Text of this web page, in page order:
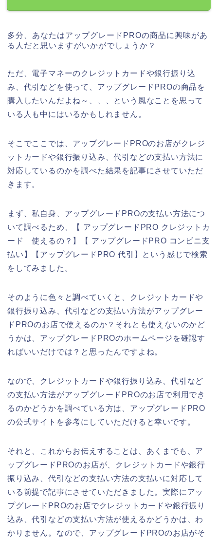
多分、あなたはアップグレードPROの商品に興味があ
る人だと思いますがいかがでしょうか？
ただ、電子マネーのクレジットカードや銀行振り込
み、代引などを使って、アップグレードPROの商品を
購入したいんだよね～、、、という風なことを思って
いる人も中にはいるかもしれません。
そこでここでは、アップグレードPROのお店がクレジ
ットカードや銀行振り込み、代引などの支払い方法に
対応しているのかを調べた結果を記事にさせていただ
きます。
まず、私自身、アップグレードPROの支払い方法につ
いて調べるため、【 アップグレードPRO クレジットカ
ード 使えるの？】【 アップグレードPRO コンビニ支
払い】【アップグレードPRO 代引】という感じで検索
をしてみました。
そのように色々と調べていくと、クレジットカードや
銀行振り込み、代引などの支払い方法がアップグレー
ドPROのお店で使えるのか？それとも使えないのかど
うかは、アップグレードPROのホームページを確認す
ればいいだけでは？と思ったんですよね。
なので、クレジットカードや銀行振り込み、代引など
の支払い方法がアップグレードPROのお店で利用でき
るのかどうかを調べている方は、アップグレードPRO
の公式サイトを参考にしていただけると幸いです。
それと、これからお伝えすることは、あくまでも、ア
ップグレードPROのお店が、クレジットカードや銀行
振り込み、代引などの支払い方法の支払いに対応して
いる前提で記事にさせていただきました。実際にアッ
プグレードPROのお店でクレジットカードや銀行振り
込み、代引などの支払い方法が使えるかどうかは、わ
かりません。なので、アップグレードPROのお店がそ